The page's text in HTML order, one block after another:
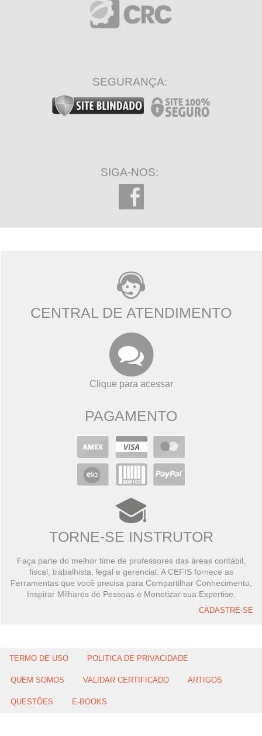
SEGURANÇA:
SIGA-NOS:
CENTRAL DE ATENDIMENTO
Clique para acessar
PAGAMENTO
TORNE-SE INSTRUTOR
Faça parte do melhor time de professores das áreas contábil,
fiscal, trabalhista, legal e gerencial. A CEFIS fornece as
Ferramentas que você precisa para Compartilhar Conhecimento,
Inspirar Milhares de Pessoas e Monetizar sua Expertise.
CADASTRE-SE
TERMO DE USO POLITICA DE PRIVACIDADE
QUEM SOMOS VALIDAR CERTIFICADO ARTIGOS
QUESTÕES E-BOOKS